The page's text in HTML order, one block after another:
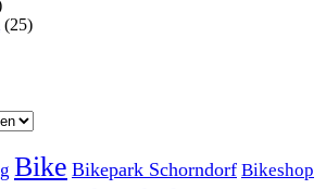
(25)
Bike Bikepark Schorndorf Bikeshop